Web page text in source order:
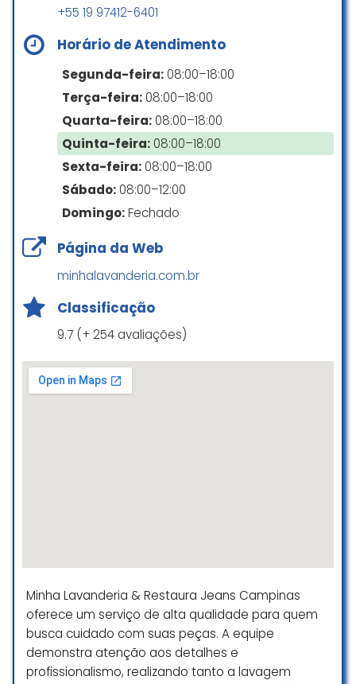
+55 19 97412-6401
Horário de Atendimento
Segunda-feira: 08:00–18:00
Terça-feira: 08:00–18:00
Quarta-feira: 08:00–18:00
Quinta-feira: 08:00–18:00
Sexta-feira: 08:00–18:00
Sábado: 08:00–12:00
Domingo:Fechado
Página da Web
minhalavanderia.com.br
Classificação
9.7 (+ 254 avaliações)
Minha Lavanderia & Restaura Jeans Campinas
oferece um serviço de alta qualidade para quem
busca cuidado com suas peças. A equipe
demonstra atenção aos detalhes e
profissionalismo, realizando tanto a lavagem